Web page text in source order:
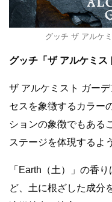
グッチ ザ アルケ
グッチ「ザ アルケミ
ザ アルケミスト ガー
セスを象徴するカラー
ションの象徴でもある
ステージを体現するよ
「Earth（土）」の香
ど、土に根ざした成分